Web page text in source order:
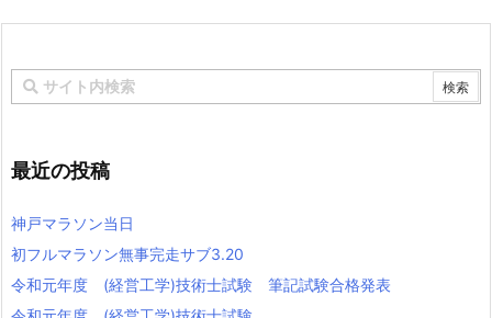
最近の投稿
神戸マラソン当日
初フルマラソン無事完走サブ3.20
令和元年度 (経営工学)技術士試験 筆記試験合格発表